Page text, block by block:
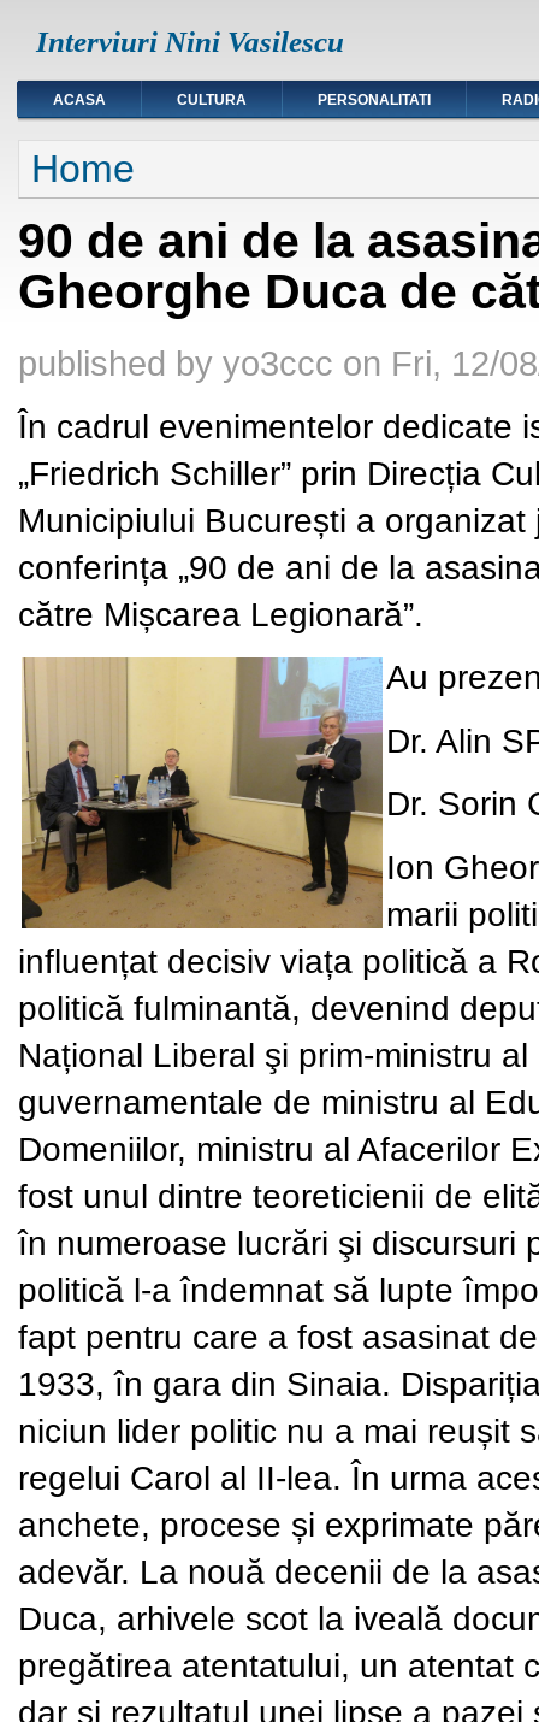
Interviuri Nini Vasilescu
ACASA CULTURA PERSONALITATI
You are here
Home
90 de ani de la
Gheorghe Duca de
published by yo3ccc on Fri, 12/
În cadrul evenimentelor dedicate
„Friedrich Schiller” prin Direcția
Municipiului București a organizat
conferința „90 de ani de la
către Mișcarea Legionară”.
Au
Dr. Alin
Dr. Sorin
Ion
marii
influențat decisiv viața politică a
politică fulminantă, devenind
Național Liberal şi prim-ministru
guvernamentale de ministru al
Domeniilor, ministru al Afacerilor
fost unul dintre teoreticienii de
în numeroase lucrări şi discursuri
politică l-a îndemnat să lupte
fapt pentru care a fost asasinat
1933, în gara din Sinaia.
niciun lider politic nu a mai reușit
regelui Carol al II-lea. În urma
anchete, procese și exprimate
adevăr. La nouă decenii de la
Duca, arhivele scot la iveală
pregătirea atentatului, un atentat
dar și rezultatul unei lipse a